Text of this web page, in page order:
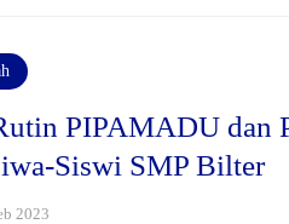
PIPAMADU dan
Siswi SMP Bilter
2023